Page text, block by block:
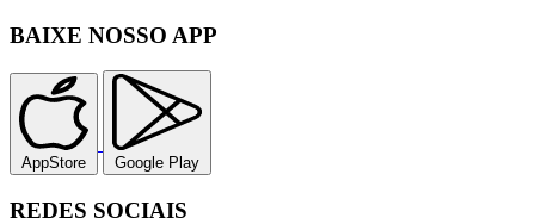
BAIXE NOSSO APP
AppStore Google Play
REDES SOCIAIS